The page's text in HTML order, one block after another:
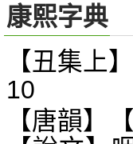
康熙字典
【丑集上
10
【唐韻】